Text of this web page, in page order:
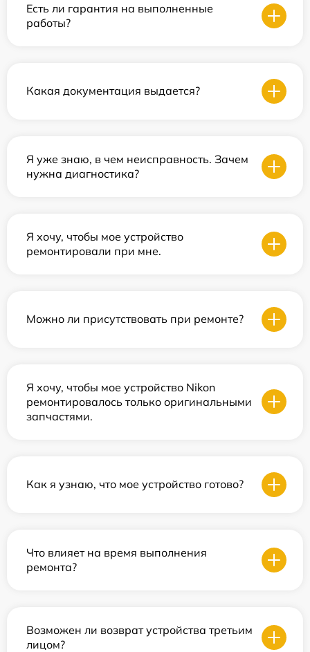
Есть ли гарантия на выполненные
работы?
Какая документация выдается?
Я уже знаю, в чем неисправность. Зачем
нужна диагностика?
Я хочу, чтобы мое устройство
ремонтировали при мне.
Можно ли присутствовать при ремонте?
Я хочу, чтобы мое устройство Nikon
ремонтировалось только оригинальными
запчастями.
Как я узнаю, что мое устройство готово?
Что влияет на время выполнения
ремонта?
Возможен ли возврат устройства третьим
лицом?